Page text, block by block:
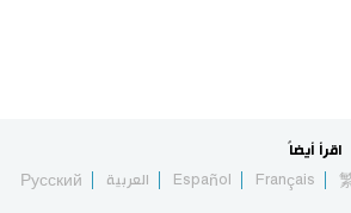
اقرأ أيضاً
Français
Español العربية Русский